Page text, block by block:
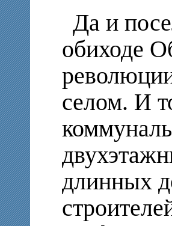
Да и
обиходе
селом. И
длинных